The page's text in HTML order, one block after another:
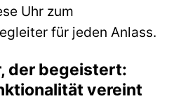
Uhr zum
für jeden Anlass.
der begeistert:
vereint